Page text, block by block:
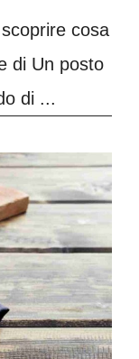
cosa
di Un posto
di ...